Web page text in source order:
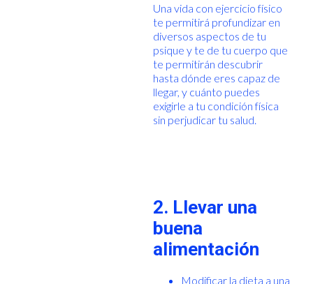
Una vida con ejercicio físico
te permitirá profundizar en
diversos aspectos de tu
psique y te de tu cuerpo que
te permitirán descubrir
hasta dónde eres capaz de
llegar, y cuánto puedes
exigirle a tu condición física
sin perjudicar tu salud.
2. Llevar una
buena
alimentación
Modificar la dieta a una